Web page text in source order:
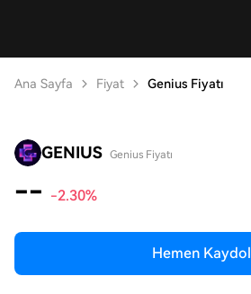
Ana Sayfa Fiyat Genius Fiyatı
GENIUS Genius Fiyatı
-- -2.30%
Hemen Kaydol